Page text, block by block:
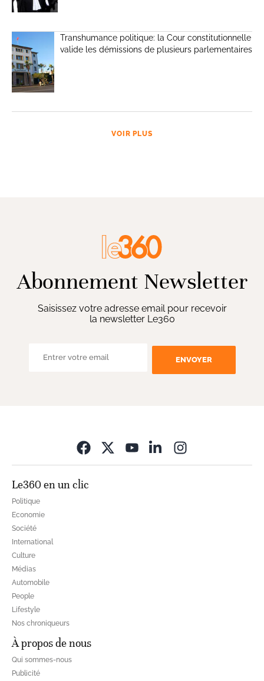
Transhumance politique: la Cour constitutionnelle
valide les démissions de plusieurs parlementaires
VOIR PLUS
Abonnement Newsletter
Saisissez votre adresse email pour recevoir
la newsletter Le360
ENVOYER
Le360 en un clic
Politique
Economie
Société
International
Culture
Médias
Automobile
People
Lifestyle
Nos chroniqueurs
À propos de nous
Qui sommes-nous
Publicité